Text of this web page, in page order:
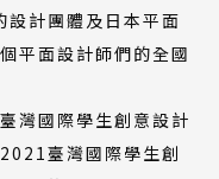
計團體及日本平面
平面設計師們的全國
灣國際學生創意設計
臺灣國際學生創